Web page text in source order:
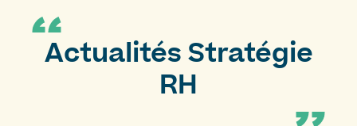
Actualités Stratégie
RH